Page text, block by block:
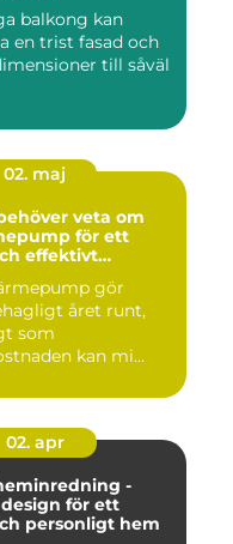
balkong kan
en trist fasad och
till såväl
02. maj
veta om
för ett
effektivt
gör
året runt,
som
kan mi...
02. apr
-
för ett
personligt hem